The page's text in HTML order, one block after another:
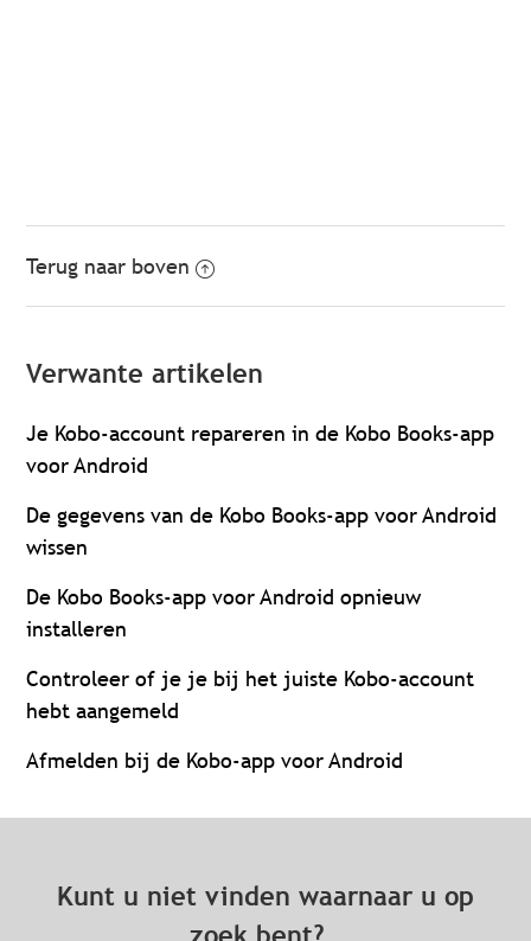
Terug naar boven
Verwante artikelen
Je Kobo-account repareren in de Kobo Books-app
voor Android
De gegevens van de Kobo Books-app voor Android
wissen
De Kobo Books-app voor Android opnieuw
installeren
Controleer of je je bij het juiste Kobo-account
hebt aangemeld
Afmelden bij de Kobo-app voor Android
Kunt u niet vinden waarnaar u op